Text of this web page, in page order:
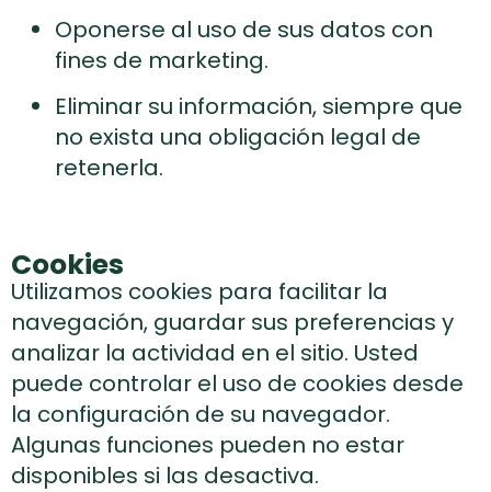
Oponerse al uso de sus datos con
fines de marketing.
Eliminar su información, siempre que
no exista una obligación legal de
retenerla.
Cookies
Utilizamos cookies para facilitar la
navegación, guardar sus preferencias y
analizar la actividad en el sitio. Usted
puede controlar el uso de cookies desde
la configuración de su navegador.
Algunas funciones pueden no estar
disponibles si las desactiva.